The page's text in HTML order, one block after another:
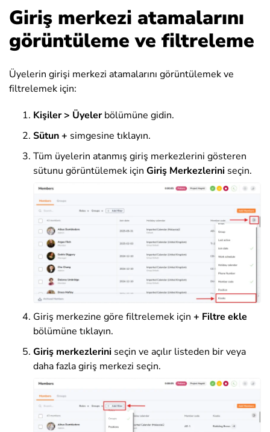
Giriş merkezi atamalarını
görüntüleme ve filtreleme
Üyelerin girişi merkezi atamalarını görüntülemek ve
filtrelemek için:
Kişiler > Üyelerbölümüne gidin.
Sütun + simgesine tıklayın.
Tüm üyelerin atanmış giriş merkezlerini gösteren
sütunu görüntülemek için Giriş Merkezlerini seçin.
Giriş merkezine göre filtrelemek için + Filtre ekle
bölümüne tıklayın.
Giriş merkezlerini seçin ve açılır listeden bir veya
daha fazla giriş merkezi seçin.